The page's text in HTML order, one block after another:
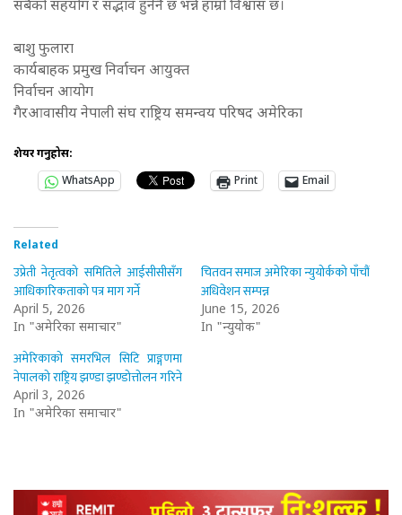
सबैको सहयोग र सद्भाव हुनेनै छ भन्ने हाम्रो विश्वास छ।
बाशु फुलारा
कार्यबाहक प्रमुख निर्वाचन आयुक्त
निर्वाचन आयोग
गैरआवासीय नेपाली संघ राष्ट्रिय समन्वय परिषद अमेरिका
शेयर गर्नुहोस:
WhatsApp
Print Email
Related
उप्रेती नेतृत्वको समितिले आईसीसीसँग
आधिकारिकताको पत्र माग गर्ने
April 5, 2026
In "अमेरिका समाचार"
चितवन समाज अमेरिका न्युयोर्कको पाँचौं
अधिवेशन सम्पन्न
June 15, 2026
In "न्युयोर्क"
अमेरिकाको समरभिल सिटि प्राङ्गणमा
नेपालको राष्ट्रिय झण्डा झण्डोत्तोलन गरिने
April 3, 2026
In "अमेरिका समाचार"